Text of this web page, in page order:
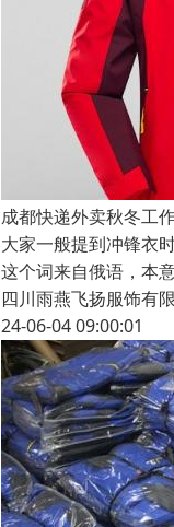
成都快递外卖秋冬工
大家一般提到冲锋衣
这个词来自俄语，本
四川雨燕飞扬服饰有
24-06-04 09:00:01